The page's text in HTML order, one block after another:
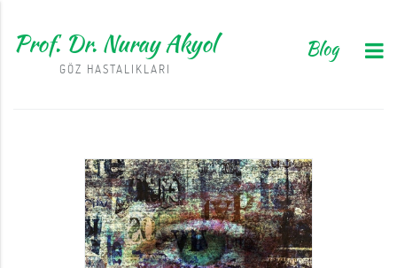
Prof. Dr. Nuray Akyol
GÖZ HASTALIKLARI
Blog